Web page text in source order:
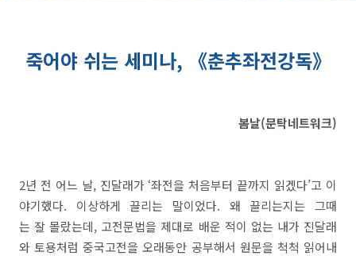
죽어야 쉬는 세미나, 《춘추좌전강독》
봄날(문탁네트워크)
2년 전 어느 날, 진달래가 ‘좌전을 처음부터 끝까지 읽겠다’고 이
야기했다. 이상하게 끌리는 말이었다. 왜 끌리는지는 그때
는 잘 몰랐는데, 고전문법을 제대로 배운 적이 없는 내가 진달래
와 토용처럼 중국고전을 오래동안 공부해서 원문을 척척 읽어내